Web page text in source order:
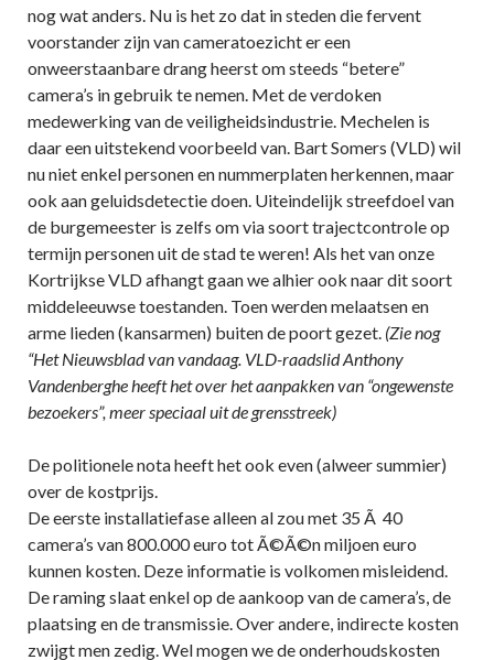
nog wat anders. Nu is het zo dat in steden die fervent
voorstander zijn van cameratoezicht er een
onweerstaanbare drang heerst om steeds “betere”
camera’s in gebruik te nemen. Met de verdoken
medewerking van de veiligheidsindustrie. Mechelen is
daar een uitstekend voorbeeld van. Bart Somers (VLD) wil
nu niet enkel personen en nummerplaten herkennen, maar
ook aan geluidsdetectie doen. Uiteindelijk streefdoel van
de burgemeester is zelfs om via soort trajectcontrole op
termijn personen uit de stad te weren! Als het van onze
Kortrijkse VLD afhangt gaan we alhier ook naar dit soort
middeleeuwse toestanden. Toen werden melaatsen en
arme lieden (kansarmen) buiten de poort gezet. (Zie nog
“Het Nieuwsblad van vandaag. VLD-raadslid Anthony
Vandenberghe heeft het over het aanpakken van “ongewenste
bezoekers”, meer speciaal uit de grensstreek)
De politionele nota heeft het ook even (alweer summier)
over de kostprijs.
De eerste installatiefase alleen al zou met 35 Ã 40
camera’s van 800.000 euro tot Ã©Ã©n miljoen euro
kunnen kosten. Deze informatie is volkomen misleidend.
De raming slaat enkel op de aankoop van de camera’s, de
plaatsing en de transmissie. Over andere, indirecte kosten
zwijgt men zedig. Wel mogen we de onderhoudskosten